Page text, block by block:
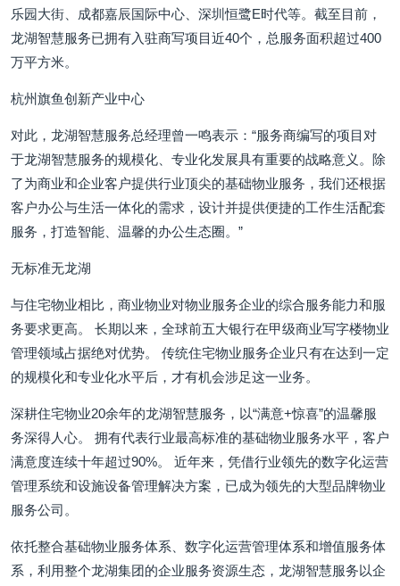
乐园大街、成都嘉辰国际中心、深圳恒鹭E时代等。截至目前，
龙湖智慧服务已拥有入驻商写项目近40个，总服务面积超过400
万平方米。
杭州旗鱼创新产业中心
对此，龙湖智慧服务总经理曾一鸣表示：“服务商编写的项目对
于龙湖智慧服务的规模化、专业化发展具有重要的战略意义。除
了为商业和企业客户提供行业顶尖的基础物业服务，我们还根据
客户办公与生活一体化的需求，设计并提供便捷的工作生活配套
服务，打造智能、温馨的办公生态圈。”
无标准无龙湖
与住宅物业相比，商业物业对物业服务企业的综合服务能力和服
务要求更高。 长期以来，全球前五大银行在甲级商业写字楼物业
管理领域占据绝对优势。 传统住宅物业服务企业只有在达到一定
的规模化和专业化水平后，才有机会涉足这一业务。
深耕住宅物业20余年的龙湖智慧服务，以“满意+惊喜”的温馨服
务深得人心。 拥有代表行业最高标准的基础物业服务水平，客户
满意度连续十年超过90%。 近年来，凭借行业领先的数字化运营
管理系统和设施设备管理解决方案，已成为领先的大型品牌物业
服务公司。
依托整合基础物业服务体系、数字化运营管理体系和增值服务体
系，利用整个龙湖集团的企业服务资源生态，龙湖智慧服务以企